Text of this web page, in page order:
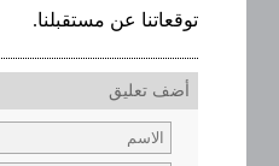
توقعاتنا عن مستقبلنا.
أضف تعليق